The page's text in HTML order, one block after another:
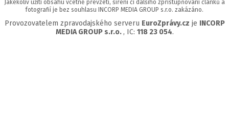
Jakékoliv užití obsahu včetně převzetí, šíření či dalšího zpřístupňování článků a
fotografií je bez souhlasu INCORP MEDIA GROUP s.r.o. zakázáno.
Provozovatelem zpravodajského serveru EuroZprávy.cz je INCORP
MEDIA GROUP s.r.o. , IC: 118 23 054.